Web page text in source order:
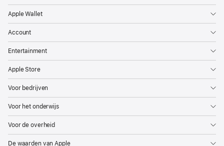
Apple Wallet
Account
Entertainment
Apple Store
Voor bedrijven
Voor het onderwijs
Voor de overheid
De waarden van Apple